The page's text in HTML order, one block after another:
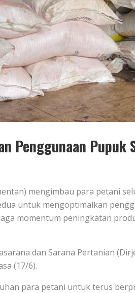
Penggunaan Pupuk
mengimbau para petani
untuk mengoptimalkan
momentum peningkatan
dan Sarana Pertanian
(17/6).
para petani untuk terus